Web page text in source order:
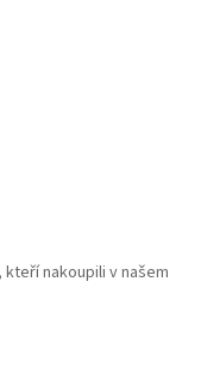
nakoupili v našem